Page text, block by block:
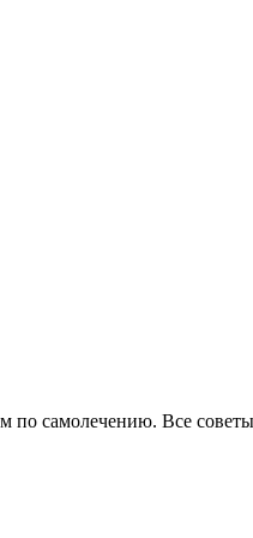
по самолечению. Все